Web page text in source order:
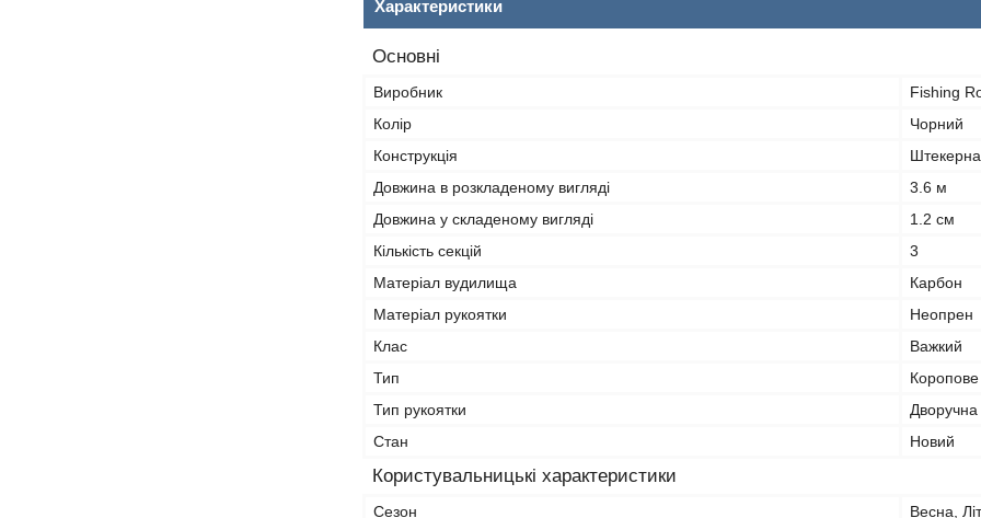
Характеристики
Основні
Виробник
Fishing
Колір
Чорний
Конструкція
Штекерна
Довжина в розкладеному вигляді
3.6 м
Довжина у складеному вигляді
1.2 см
Кількість секцій
3
Матеріал вудилища
Карбон
Матеріал рукоятки
Неопрен
Клас
Важкий
Тип
Тип рукоятки
Дворучна
Стан
Новий
Користувальницькі характеристики
Сезон Весна,